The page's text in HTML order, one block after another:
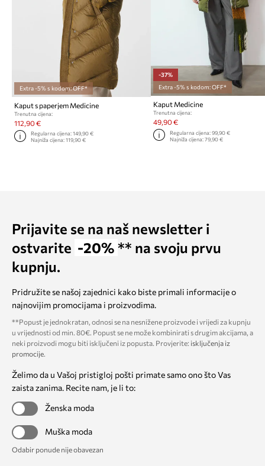
Extra -5% s kodom: OFF*
Kaput s paperjem Medicine
Trenutna cijena:
112,90 €
Regularna cijena:149,90 €
Najniža cijena:119,90 €
-37%
Extra -5% s kodom: OFF*
Kaput Medicine
Trenutna cijena:
49,90 €
Regularna cijena: 99,90 €
Najniža cijena: 79,90 €
Prijavite se na naš newsletter i
ostvarite -20% ** na svoju prvu
kupnju.
Pridružite se našoj zajednici kako biste primali informacije o
najnovijim promocijama i proizvodima.
**Popust je jednokratan, odnosi se na nesnižene proizvode i vrijedi za kupnju
u vrijednosti od min. 80€. Popust se ne može kombinirati s drugim akcijama, a
neki proizvodi mogu biti isključeni iz popusta. Provjerite: isključenja iz
promocije.
Želimo da u Vašoj pristigloj pošti primate samo ono što Vas
zaista zanima. Recite nam, je li to:
Ženska moda
Muška moda
Odabir ponude nije obavezan